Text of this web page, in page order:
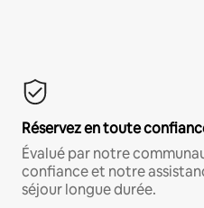
Réservez en toute
Évalué par notre
confiance et notre
séjour longue durée.